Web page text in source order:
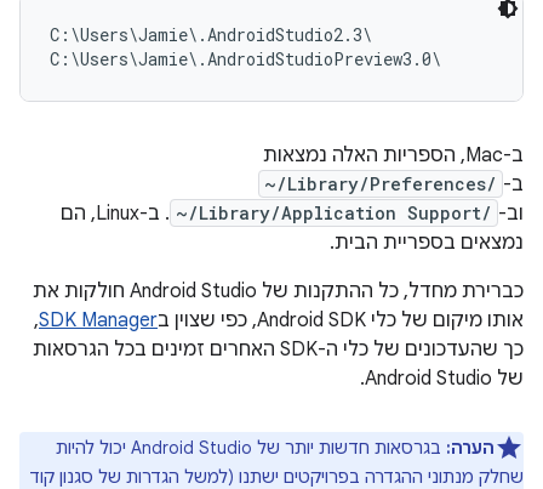
C:\Users\Jamie\.AndroidStudio2.3\
ב-Mac, הספריות האלה נמצאות
ב- ~/Library/Preferences/
וב- ~/Library/Application Support/
. ב-Linux, הם
נמצאים בספריית הבית.
כברירת מחדל, כל ההתקנות של Android Studio חולקות את
אותו מיקום של כלי Android SDK, כפי שצוין ב
SDK Manager
,
כך שהעדכונים של כלי ה-SDK האחרים זמינים בכל הגרסאות
של Android Studio.
הערה:
בגרסאות חדשות יותר של Android Studio יכול להיות
שחלק מנתוני ההגדרה בפרויקטים ישתנו (למשל הגדרות של סגנון קוד